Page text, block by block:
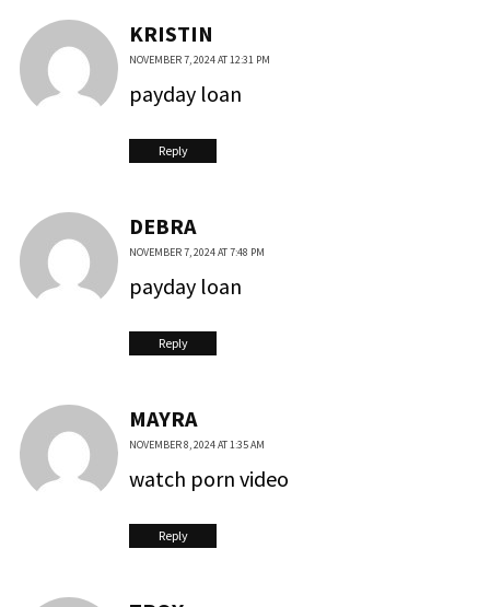
KRISTIN
NOVEMBER 7, 2024 AT 12:31 PM
payday loan
Reply
DEBRA
NOVEMBER 7, 2024 AT 7:48 PM
payday loan
Reply
MAYRA
NOVEMBER 8, 2024 AT 1:35 AM
watch porn video
Reply